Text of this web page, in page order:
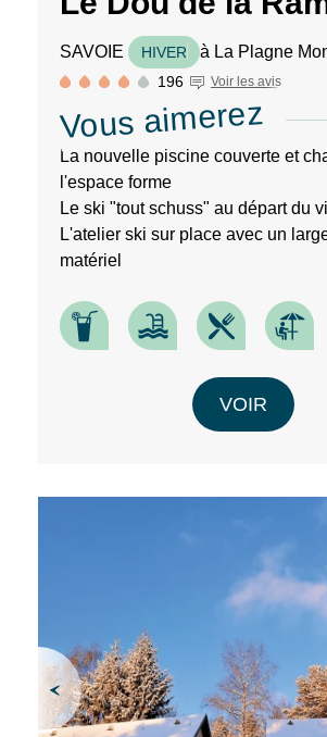
hôtel...
SAVOIE HIVER à La Plagne
196 Voir les avis
Vous aimerez
La nouvelle piscine couverte et
l'espace forme
Le ski "tout schuss" au départ du
L'atelier ski sur place avec un
matériel
VOIR